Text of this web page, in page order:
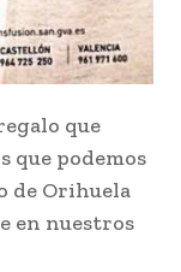
que
que podemos
de Orihuela
en nuestros